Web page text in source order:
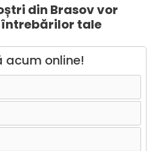
din Brasov vor
tale
acum online!